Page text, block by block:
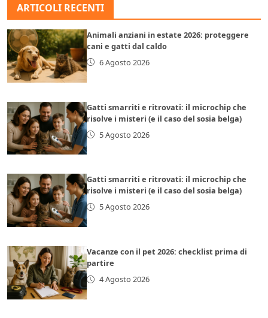
ARTICOLI RECENTI
Animali anziani in estate 2026: proteggere
cani e gatti dal caldo
6 Agosto 2026
Gatti smarriti e ritrovati: il microchip che
risolve i misteri (e il caso del sosia belga)
5 Agosto 2026
Gatti smarriti e ritrovati: il microchip che
risolve i misteri (e il caso del sosia belga)
5 Agosto 2026
Vacanze con il pet 2026: checklist prima di
partire
4 Agosto 2026